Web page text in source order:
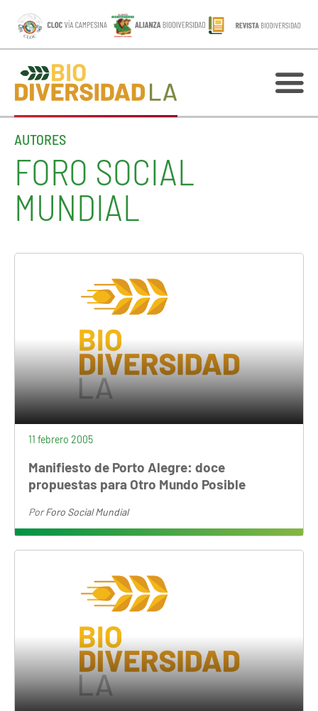
AUTORES
FORO SOCIAL
MUNDIAL
11 febrero 2005
Manifiesto de Porto Alegre: doce
propuestas para Otro Mundo Posible
PorForo Social Mundial